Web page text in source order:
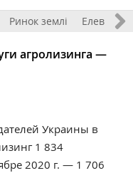
Ринок землі Елеватори
агролизинга —
Украины в
1 834
2020 г. — 1 706